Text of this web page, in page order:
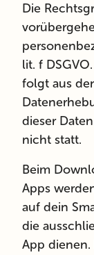
Die
lit. f
folgt aus
dieser
nicht statt.
Beim
Apps
auf dein
die
App